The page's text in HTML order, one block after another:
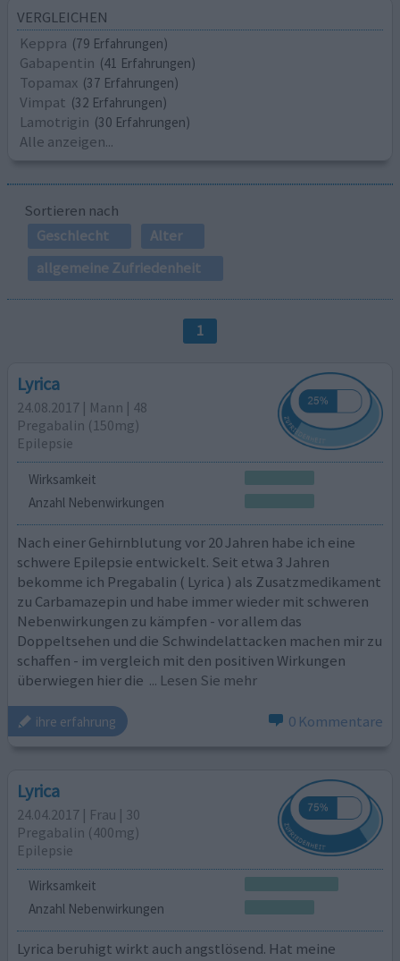
VERGLEICHEN
Keppra (79 Erfahrungen)
Gabapentin (41 Erfahrungen)
Topamax (37 Erfahrungen)
Vimpat (32 Erfahrungen)
Lamotrigin (30 Erfahrungen)
Alle anzeigen...
Sortieren nach
Geschlecht
Alter
allgemeine Zufriedenheit
1
Lyrica
24.08.2017 | Mann | 48
Pregabalin (150mg)
Epilepsie
Wirksamkeit
Anzahl Nebenwirkungen
Nach einer Gehirnblutung vor 20 Jahren habe ich eine
schwere Epilepsie entwickelt. Seit etwa 3 Jahren
bekomme ich Pregabalin ( Lyrica ) als Zusatzmedikament
zu Carbamazepin und habe immer wieder mit schweren
Nebenwirkungen zu kämpfen - vor allem das
Doppeltsehen und die Schwindelattacken machen mir zu
schaffen - im vergleich mit den positiven Wirkungen
überwiegen hier die ... Lesen Sie mehr
ihre erfahrung 0 Kommentare
Lyrica
24.04.2017 | Frau | 30
Pregabalin (400mg)
Epilepsie
Wirksamkeit
Anzahl Nebenwirkungen
Lyrica beruhigt wirkt auch angstlösend. Hat meine